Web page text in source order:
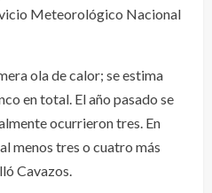
Meteorológico Nacional
ola de calor; se estima
en total. El año pasado se
ocurrieron tres. En
menos tres o cuatro más
Cavazos.